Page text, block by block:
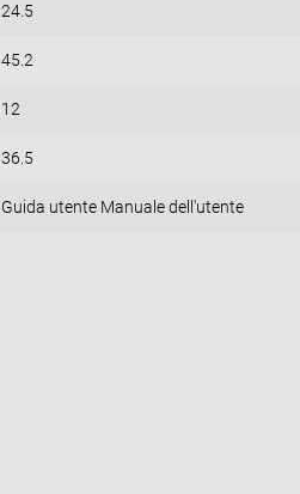
24.5
45.2
12
36.5
Guida utente Manuale dell'utente